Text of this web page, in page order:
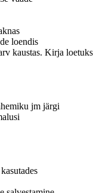
loendis
kaustas. Kirja loetuks
jm järgi